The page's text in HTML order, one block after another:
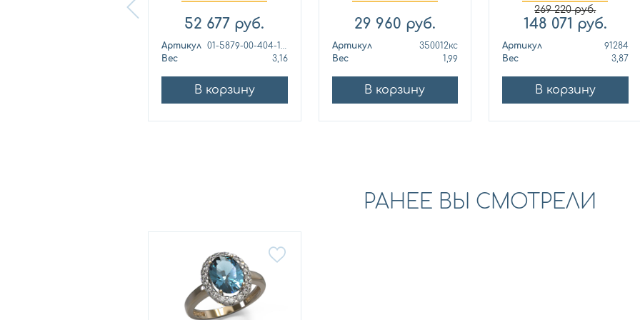
52 677 руб.
Артикул
01-5879-00-404-1110
Вес
3,16
В корзину
29 960 руб.
Артикул
350012кс
Вес
1,99
В корзину
269 220руб.
148 071 руб.
Артикул
91284
Вес
3,87
В корзину
РАНЕЕ ВЫ СМОТРЕЛИ